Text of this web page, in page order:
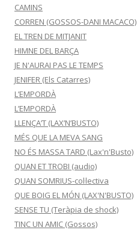
CAMINS
CORREN (GOSSOS-DANI MACACO)
EL TREN DE MITJANIT
HIMNE DEL BARÇA
JE N'AURAI PAS LE TEMPS
JENIFER (Els Catarres)
L’EMPORDÀ
L’EMPORDÀ
LLENÇA’T (LAX’N’BUSTO)
MÉS QUE LA MEVA SANG
NO ÉS MASSA TARD (Lax'n'Busto)
QUAN ET TROBI (audio)
QUAN SOMRIUS-col·lectiva
QUE BOIG EL MÓN (LAX'N'BUSTO)
SENSE TU (Teràpia de shock)
TINC UN AMIC (Gossos)